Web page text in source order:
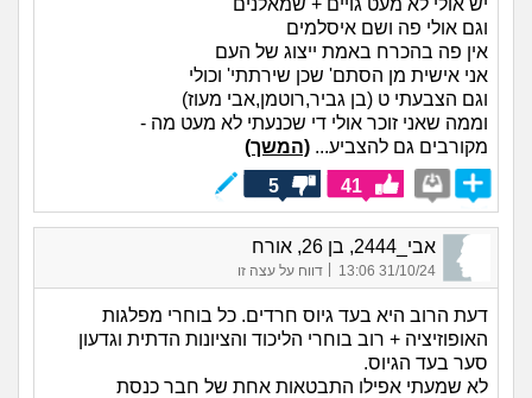
וגם אולי פה ושם איסלמים
אין פה בהכרח באמת ייצוג של העם
אני אישית מן הסתם' שכן שירתתי' וכולי
וגם הצבעתי ט (בן גביר,רוטמן,אבי מעוז)
וממה שאני זוכר אולי די שכנעתי לא מעט מה -
מקורבים גם להצביע... (המשך)
41
5
אבי_2444, בן 26, אורח
31/10/24 13:06
| דווח על עצה זו
דעת הרוב היא בעד גיוס חרדים. כל בוחרי מפלגות
האופוזיציה + רוב בוחרי הליכוד והציונות הדתית וגדעון
סער בעד הגיוס.
לא שמעתי אפילו התבטאות אחת של חבר כנסת